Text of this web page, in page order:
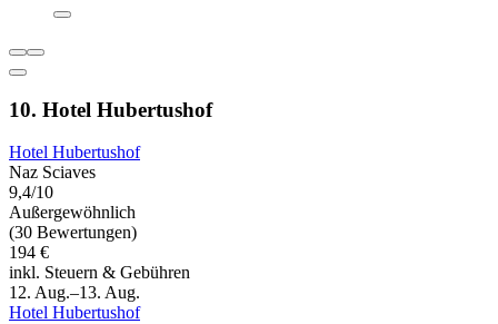
10. Hotel Hubertushof
Hotel Hubertushof
Naz Sciaves
9,4/10
Außergewöhnlich
(30 Bewertungen)
194 €
inkl. Steuern & Gebühren
12. Aug.–13. Aug.
Hotel Hubertushof